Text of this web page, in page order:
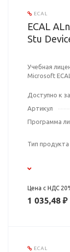
ECAL
ECAL
Stu
Учебная
Microsoft
Доступно к
Артикул
Программа
Тип продукта
Цена с НДС
1 035,48 ₽
ECAL